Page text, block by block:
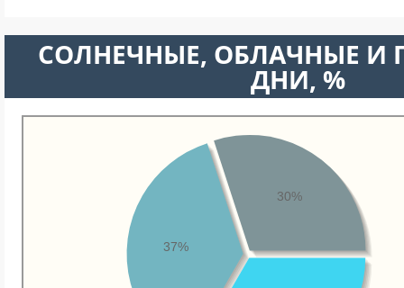
CОЛНЕЧНЫЕ, ОБЛАЧНЫЕ И
ДНИ, %
37%
30%